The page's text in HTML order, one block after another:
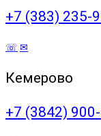
+7 (383) 235-
☏ ✉
Кемерово
+7 (3842)